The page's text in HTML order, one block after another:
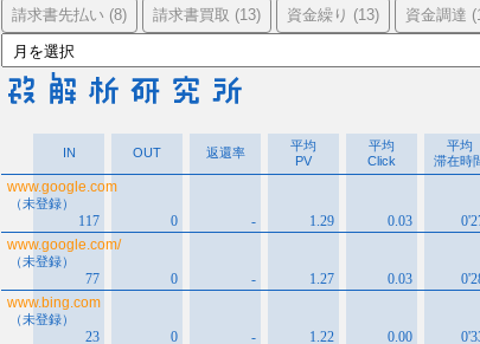
請求書先払い (8) 請求書買取 (13) 資金繰り (13) 資金調達
ー
カ
イ